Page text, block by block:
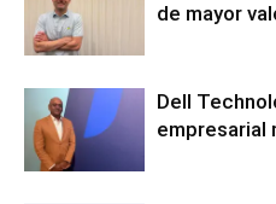
de mayor
Dell
empresarial